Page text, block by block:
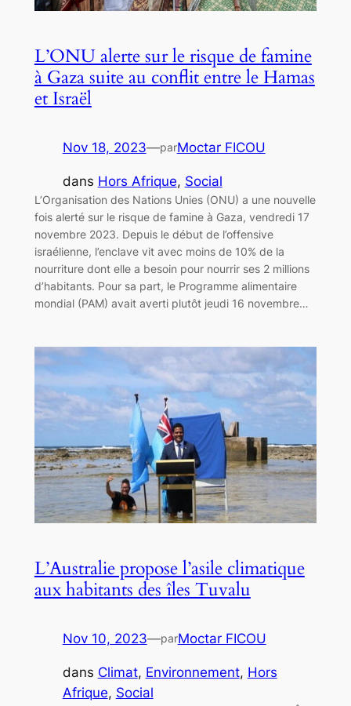
L’ONU alerte sur le risque de famine
à Gaza suite au conflit entre le Hamas
et Israël
Nov 18, 2023—parMoctar FICOU
dans Hors Afrique, Social
L’Organisation des Nations Unies (ONU) a une nouvelle
fois alerté sur le risque de famine à Gaza, vendredi 17
novembre 2023. Depuis le début de l’offensive
israélienne, l’enclave vit avec moins de 10% de la
nourriture dont elle a besoin pour nourrir ses 2 millions
d’habitants. Pour sa part, le Programme alimentaire
mondial (PAM) avait averti plutôt jeudi 16 novembre…
L’Australie propose l’asile climatique
aux habitants des îles Tuvalu
Nov 10, 2023—parMoctar FICOU
dans Climat, Environnement, Hors
Afrique, Social